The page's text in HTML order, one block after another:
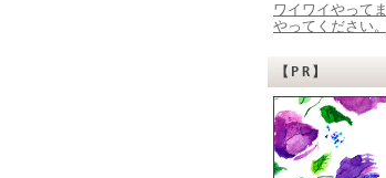
ワイワイやって
やってください。
【PR】